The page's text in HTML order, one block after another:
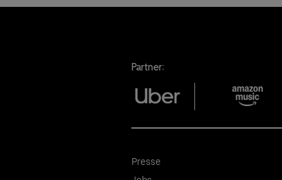
Partner:
Presse